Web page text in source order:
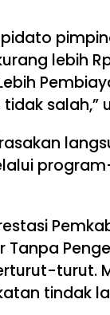
lebih
salah,”
turut.
tindak